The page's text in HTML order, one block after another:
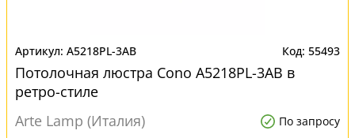
A5218PL-3AB 55493
Потолочная люстра Cono A5218PL-3AB в
ретро-стиле
Arte Lamp (Италия)
По запросу